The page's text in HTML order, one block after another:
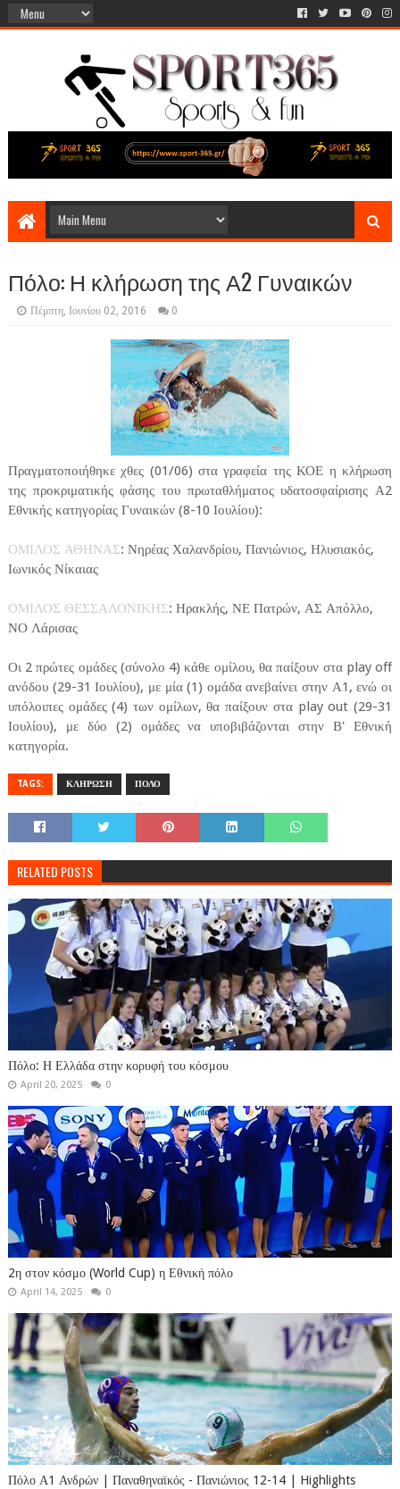
Πόλο: Η κλήρωση της Α2 Γυναικών
Πέμπτη, Ιουνίου 02, 2016 0
Πραγματοποιήθηκε χθες (01/06) στα γραφεία της ΚΟΕ η κλήρωση
της προκριματικής φάσης του πρωταθλήματος υδατοσφαίρισης Α2
Εθνικής κατηγορίας Γυναικών (8-10 Ιουλίου):
ΟΜΙΛΟΣ ΑΘΗΝΑΣ: Νηρέας Χαλανδρίου, Πανιώνιος, Ηλυσιακός,
Ιωνικός Νίκαιας
ΟΜΙΛΟΣ ΘΕΣΣΑΛΟΝΙΚΗΣ: Ηρακλής, ΝΕ Πατρών, ΑΣ Απόλλο,
ΝΟ Λάρισας
Οι 2 πρώτες ομάδες (σύνολο 4) κάθε ομίλου, θα παίξουν στα play off
ανόδου (29-31 Ιουλίου), με μία (1) ομάδα ανεβαίνει στην Α1, ενώ οι
υπόλοιπες ομάδες (4) των ομίλων, θα παίξουν στα play out (29-31
Ιουλίου), με δύο (2) ομάδες να υποβιβάζονται στην Β' Εθνική
κατηγορία.
TAGS: ΚΛΗΡΩΣΗ ΠΟΛΟ
RELATED POSTS
Πόλο: Η Ελλάδα στην κορυφή του κόσμου
April 20, 2025 0
2η στον κόσμο (World Cup) η Εθνική πόλο
April 14, 2025 0
Πόλο Α1 Ανδρών | Παναθηναϊκός - Πανιώνιος 12-14 | Highlights